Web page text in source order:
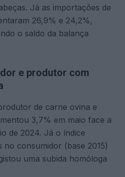
Já as importações de
26,9% e 24,2%,
o saldo da balança
e produtor com
de carne ovina e
3,7% em maio face a
de 2024. Já o índice
no consumidor (base 2015)
uma subida homóloga